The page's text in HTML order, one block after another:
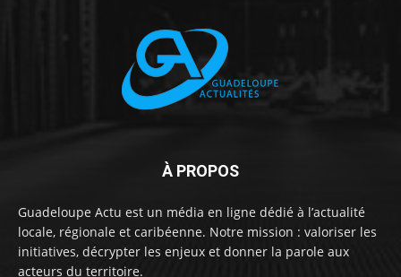
À PROPOS
Guadeloupe Actu est un média en ligne dédié à l’actualité
locale, régionale et caribéenne. Notre mission : valoriser les
initiatives, décrypter les enjeux et donner la parole aux
acteurs du territoire.